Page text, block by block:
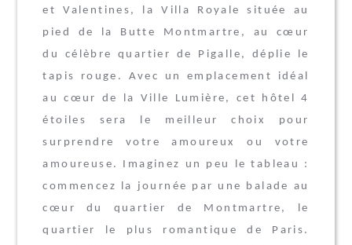
et Valentines, la Villa Royale située au
pied de la Butte Montmartre, au cœur
du célèbre quartier de Pigalle, déplie le
tapis rouge. Avec un emplacement idéal
au cœur de la Ville Lumière, cet hôtel 4
étoiles sera le meilleur choix pour
surprendre votre amoureux ou votre
amoureuse. Imaginez un peu le tableau :
commencez la journée par une balade au
cœur du quartier de Montmartre, le
quartier le plus romantique de Paris.